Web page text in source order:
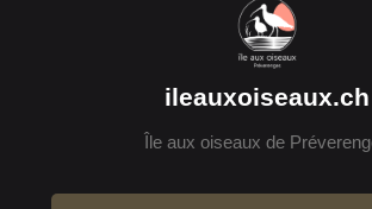
ileauxoiseaux.ch
Île aux oiseaux de